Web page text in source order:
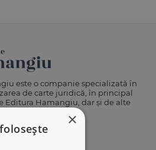
×
este o companie specializată în
de carte juridică, în principal
Editura Hamangiu, dar și de alte